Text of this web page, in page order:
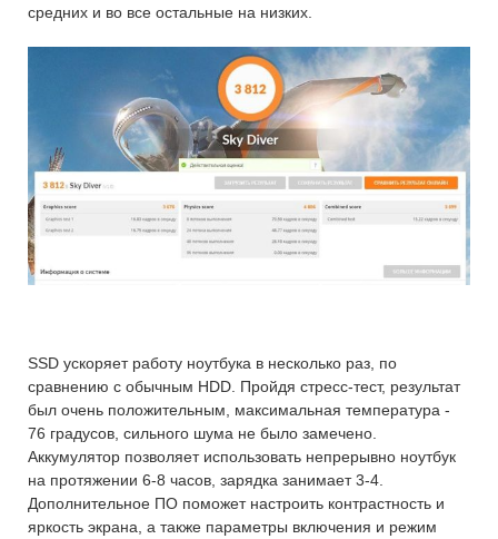
средних и во все остальные на низких.
SSD ускоряет работу ноутбука в несколько раз, по
сравнению с обычным HDD. Пройдя стресс-тест, результат
был очень положительным, максимальная температура -
76 градусов, сильного шума не было замечено.
Аккумулятор позволяет использовать непрерывно ноутбук
на протяжении 6-8 часов, зарядка занимает 3-4.
Дополнительное ПО поможет настроить контрастность и
яркость экрана, а также параметры включения и режим